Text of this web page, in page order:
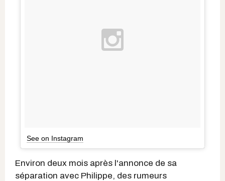
See on Instagram
Environ deux mois après l'annonce de sa
séparation avec Philippe, des rumeurs